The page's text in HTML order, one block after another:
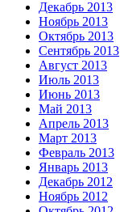
Декабрь 2013
Ноябрь 2013
Октябрь 2013
Сентябрь 2013
Август 2013
Июль 2013
Июнь 2013
Май 2013
Апрель 2013
Март 2013
Февраль 2013
Январь 2013
Декабрь 2012
Ноябрь 2012